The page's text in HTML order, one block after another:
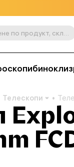
Търсене по продукт, складова единица, категория и т.н.
бинокли
Телескопи